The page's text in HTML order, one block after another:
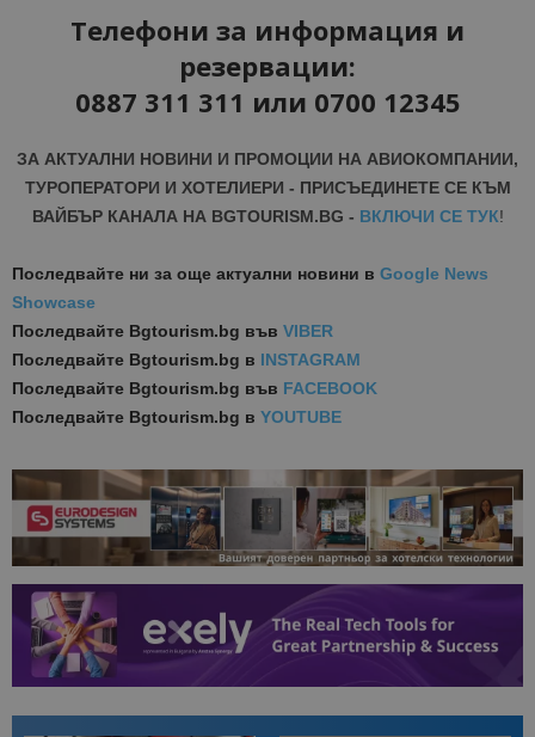
Телефони за информация и
резервации:
0887 311 311 или 0700 12345
ЗА АКТУАЛНИ НОВИНИ И ПРОМОЦИИ НА АВИОКОМПАНИИ,
ТУРОПЕРАТОРИ И ХОТЕЛИЕРИ - ПРИСЪЕДИНЕТЕ СЕ КЪМ
ВАЙБЪР КАНАЛА НА BGTOURISM.BG - ВКЛЮЧИ СЕ ТУК!
Последвайте ни за още актуални новини в Google News
Showcase
Последвайте Bgtourism.bg във VIBER
Последвайте Bgtourism.bg в INSTAGRAM
Последвайте Bgtourism.bg във FACEBOOK
Последвайте Bgtourism.bg в YOUTUBE